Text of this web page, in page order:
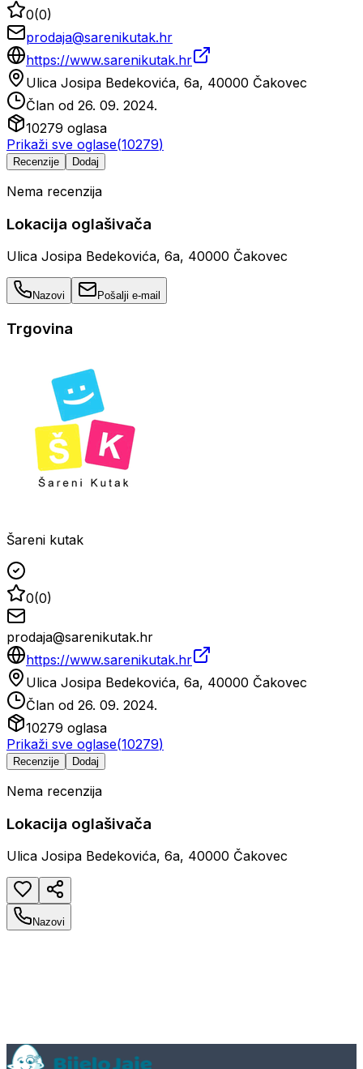
0(0)
prodaja@sarenikutak.hr
https://www.sarenikutak.hr
Ulica Josipa Bedekovića, 6a, 40000 Čakovec
Član od 26. 09. 2024.
10279 oglasa
Prikaži sve oglase(10279)
Recenzije Dodaj
Nema recenzija
Lokacija oglašivača
Ulica Josipa Bedekovića, 6a, 40000 Čakovec
Nazovi Pošalji e-mail
Trgovina
Šareni kutak
0(0)
prodaja@sarenikutak.hr
https://www.sarenikutak.hr
Ulica Josipa Bedekovića, 6a, 40000 Čakovec
Član od 26. 09. 2024.
10279 oglasa
Prikaži sve oglase(10279)
Recenzije Dodaj
Nema recenzija
Lokacija oglašivača
Ulica Josipa Bedekovića, 6a, 40000 Čakovec
Nazovi